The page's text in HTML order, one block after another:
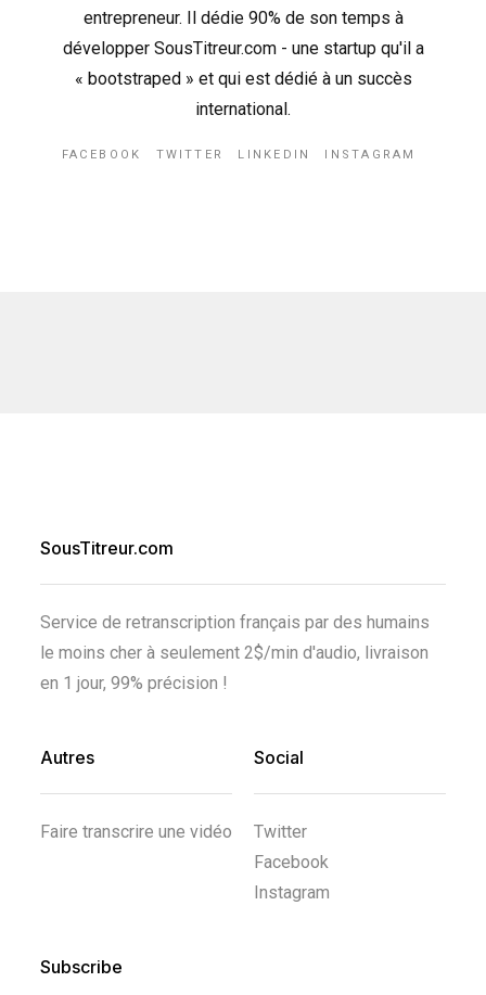
entrepreneur. Il dédie 90% de son temps à
développer SousTitreur.com - une startup qu'il a
« bootstraped » et qui est dédié à un succès
international.
FACEBOOK TWITTER LINKEDIN INSTAGRAM
SousTitreur.com
Service de retranscription français par des humains
le moins cher à seulement 2$/min d'audio, livraison
en 1 jour, 99% précision !
Autres
Faire transcrire une vidéo
Social
Twitter
Facebook
Instagram
Subscribe